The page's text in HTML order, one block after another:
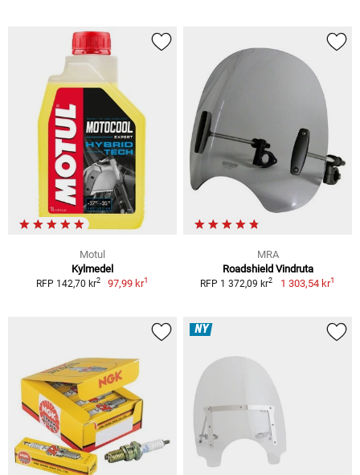
Motul
Kylmedel
RFP 142,70 kr2 97,99 kr1
MRA
Roadshield Vindruta
RFP 1 372,09 kr2 1 303,54 kr1
NY